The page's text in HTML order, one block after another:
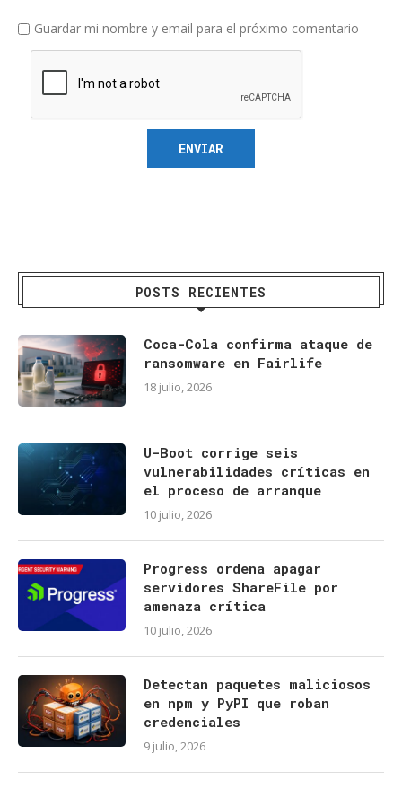
Guardar mi nombre y email para el próximo comentario
POSTS RECIENTES
Coca-Cola confirma ataque de
ransomware en Fairlife
18 julio, 2026
U-Boot corrige seis
vulnerabilidades críticas en
el proceso de arranque
10 julio, 2026
Progress ordena apagar
servidores ShareFile por
amenaza crítica
10 julio, 2026
Detectan paquetes maliciosos
en npm y PyPI que roban
credenciales
9 julio, 2026